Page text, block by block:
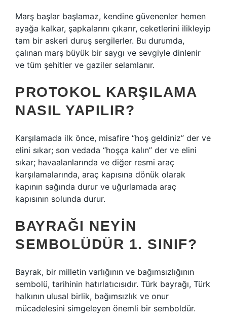
Marş başlar başlamaz, kendine güvenenler hemen
ayağa kalkar, şapkalarını çıkarır, ceketlerini ilikleyip
tam bir askeri duruş sergilerler. Bu durumda,
çalınan marş büyük bir saygı ve sevgiyle dinlenir
ve tüm şehitler ve gaziler selamlanır.
PROTOKOL KARŞILAMA
NASIL YAPILIR?
Karşılamada ilk önce, misafire “hoş geldiniz” der ve
elini sıkar; son vedada “hoşça kalın” der ve elini
sıkar; havaalanlarında ve diğer resmi araç
karşılamalarında, araç kapısına dönük olarak
kapının sağında durur ve uğurlamada araç
kapısının solunda durur.
BAYRAĞI NEYIN
SEMBOLÜDÜR 1. SINIF?
Bayrak, bir milletin varlığının ve bağımsızlığının
sembolü, tarihinin hatırlatıcısıdır. Türk bayrağı, Türk
halkının ulusal birlik, bağımsızlık ve onur
mücadelesini simgeleyen önemli bir semboldür.